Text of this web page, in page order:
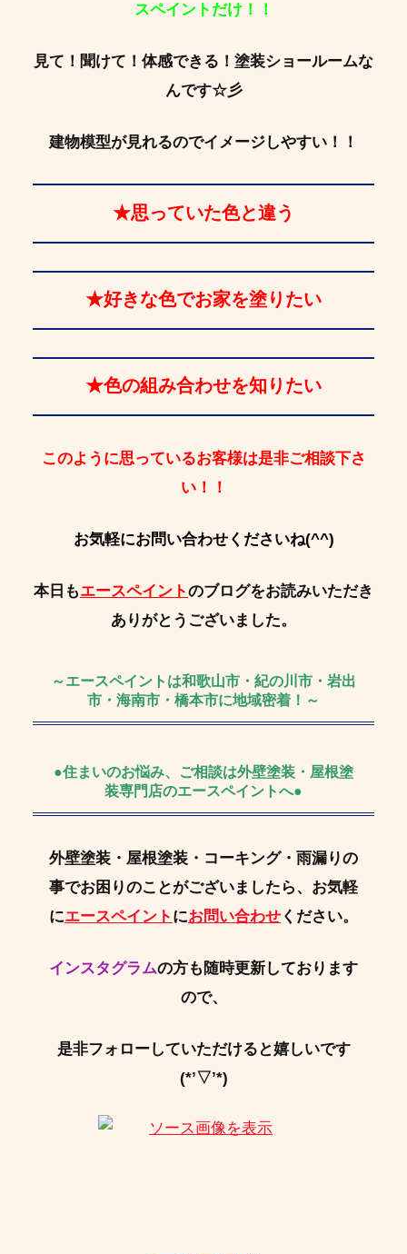
スペイントだけ！！
見て！聞けて！体感できる！塗装ショールームな
んです☆彡
建物模型が見れるのでイメージしやすい！！
★思っていた色と違う
★好きな色でお家を塗りたい
★色の組み合わせを知りたい
このように思っているお客様は是非ご相談下さ
い！！
お気軽にお問い合わせくださいね(^^)
本日もエースペイントのブログをお読みいただき
ありがとうございました。
～エースペイントは和歌山市・紀の川市・岩出
市・海南市・橋本市に地域密着！～
●住まいのお悩み、ご相談は外壁塗装・屋根塗
装専門店のエースペイントへ●
外壁塗装・屋根塗装・コーキング・雨漏りの
事でお困りのことがございましたら、お気軽
にエースペイント にお問い合わせ ください。
インスタグラムの方も随時更新しております
ので、
是非フォローしていただけると嬉しいです
(*’▽’*)